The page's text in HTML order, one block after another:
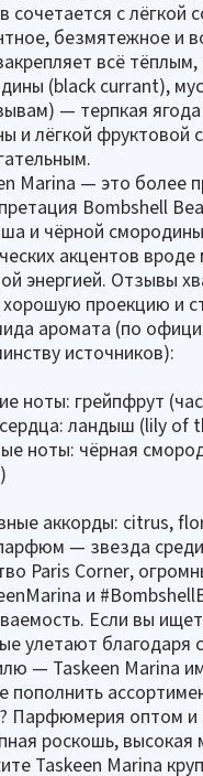
сочетается с лёгкой
безмятежное и
всё
(black currant),
— терпкая
и лёгкой фруктовой
Marina — это более
Bombshell
и чёрной
акцентов
энергией. Отзывы
хорошую проекцию и
аромата (по
источников):
ноты: грейпфрут
ландыш (lily of
ноты: чёрная
аккорды: citrus,
— звезда среди
Paris Corner,
и
Если вы
улетают благодаря
— Taskeen Marina
пополнить
Парфюмерия оптом и
роскошь,
Taskeen Marina